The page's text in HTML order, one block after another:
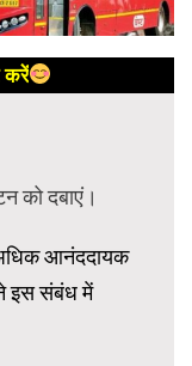
करें
आनंददायक
इस संबंध में